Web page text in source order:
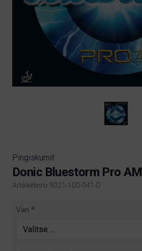
Pingiskumit
Donic Bluestorm Pro AM
Artikkelinro:9021-100-041-D
Product information
Väri